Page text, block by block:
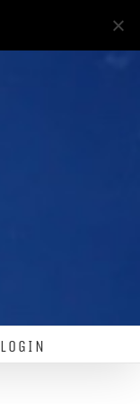
Facebook
LOGIN